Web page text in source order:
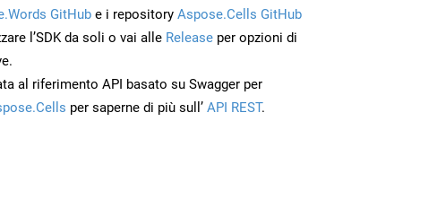
GitHub e i repository Aspose.Cells GitHub
l’SDK da soli o vai alle Release per opzioni di
al riferimento API basato su Swagger per
per saperne di più sull’ API REST.